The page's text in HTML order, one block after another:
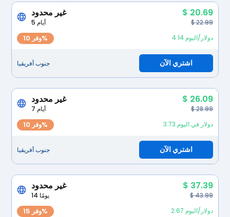
غير محدود $ 20.69
5 أيام $ 22.99
وفر 10% 4.14 دولار/اليوم
جنوب أفريقيا اشتري الآن
غير محدود $ 26.09
7 أيام $ 28.99
وفر 10% 3.73 دولار في اليوم
جنوب أفريقيا اشتري الآن
غير محدود $ 37.39
14 يومًا $ 43.99
وفر 15% 2.67 دولار/اليوم